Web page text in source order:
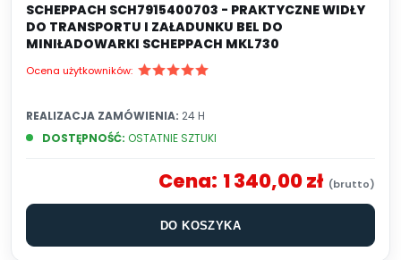
SCHEPPACH SCH7915400703 - PRAKTYCZNE WIDŁY
DO TRANSPORTU I ZAŁADUNKU BEL DO
MINIŁADOWARKI SCHEPPACH MKL730
Ocena użytkowników:
DOSTĘPNOŚĆ: OSTATNIE SZTUKI
REALIZACJA ZAMÓWIENIA: 24 H
Cena: 1 340,00 zł
DO KOSZYKA